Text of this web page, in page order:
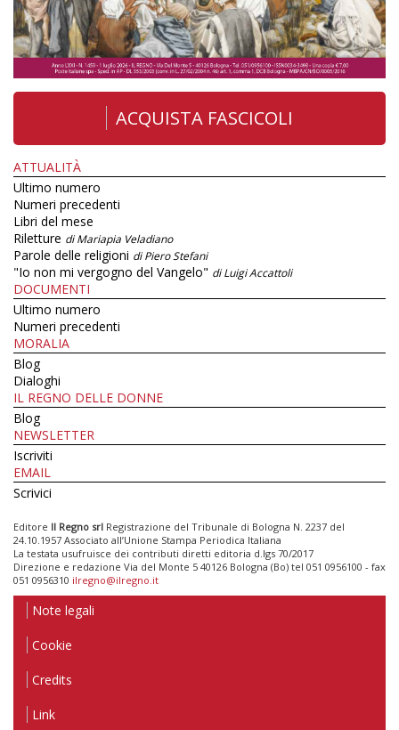
ACQUISTA FASCICOLI
ATTUALITÀ
Ultimo numero
Numeri precedenti
Libri del mese
Riletture di Mariapia Veladiano
Parole delle religioni di Piero Stefani
"Io non mi vergogno del Vangelo" di Luigi Accattoli
DOCUMENTI
Ultimo numero
Numeri precedenti
MORALIA
Blog
Dialoghi
IL REGNO DELLE DONNE
Blog
NEWSLETTER
Iscriviti
EMAIL
Scrivici
Editore Il Regno srl Registrazione del Tribunale di Bologna N. 2237 del
24.10.1957 Associato all’Unione Stampa Periodica Italiana
La testata usufruisce dei contributi diretti editoria d.lgs 70/2017
Direzione e redazione Via del Monte 5 40126 Bologna (Bo) tel 051 0956100 - fax
051 0956310 ilregno@ilregno.it
Note legali
Cookie
Credits
Link